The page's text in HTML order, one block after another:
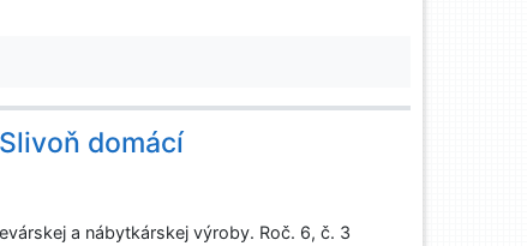
domácí
a nábytkárskej výroby. Roč. 6, č. 3